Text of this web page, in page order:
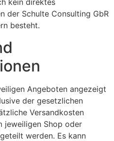
kein direktes
der Schulte Consulting GbR
besteht.
Angeboten angezeigt
der gesetzlichen
Versandkosten
jeweiligen Shop oder
werden. Es kann